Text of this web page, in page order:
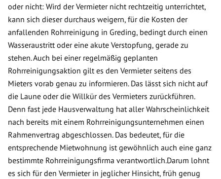
oder nicht: Wird der Vermieter nicht rechtzeitig unterrichtet,
kann sich dieser durchaus weigern, für die Kosten der
anfallenden Rohrreinigung in Greding, bedingt durch einen
Wasseraustritt oder eine akute Verstopfung, gerade zu
stehen. Auch bei einer regelmäßig geplanten
Rohrreinigungsaktion gilt es den Vermieter seitens des
Mieters vorab genau zu informieren. Das lässt sich nicht auf
die Laune oder die Willkür des Vermieters zurückführen.
Denn fast jede Hausverwaltung hat aller Wahrscheinlichkeit
nach bereits mit einem Rohrreinigungsunternehmen einen
Rahmenvertrag abgeschlossen. Das bedeutet, für die
entsprechende Mietwohnung ist gewöhnlich auch eine ganz
bestimmte Rohrreinigungsfirma verantwortlich.Darum lohnt
es sich für den Vermieter in jeglicher Hinsicht, früh genug